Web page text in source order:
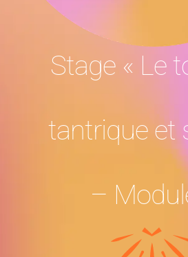
Stage « Le
tantrique et
–